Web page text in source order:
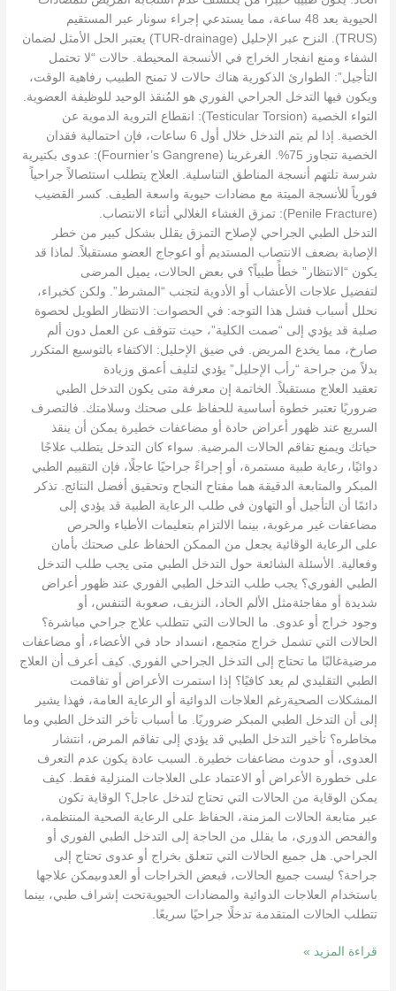
الحيوية بعد 48 ساعة، مما يستدعي إجراء سونار عبر المستقيم
(TRUS). النزح عبر الإحليل (TUR-drainage) يعتبر الحل الأمثل لضمان
الشفاء ومنع انفجار الخراج في الأنسجة المحيطة. حالات “لا تحتمل
التأجيل”: الطوارئ الذكورية هناك حالات لا تمنح الطبيب رفاهية الوقت،
ويكون فيها التدخل الجراحي الفوري هو المُنقذ الوحيد للوظيفة العضوية.
التواء الخصية (Testicular Torsion): انقطاع التروية الدموية عن
الخصية. إذا لم يتم التدخل خلال أول 6 ساعات، فإن احتمالية فقدان
الخصية تتجاوز 75%. الغرغرينا (Fournier’s Gangrene): عدوى بكتيرية
شرسة تلتهم أنسجة المناطق التناسلية. العلاج يتطلب استئصالاً جراحياً
فورياً للأنسجة الميتة مع مضادات حيوية واسعة الطيف. كسر القضيب
(Penile Fracture): تمزق الغشاء الغلالي أثناء الانتصاب.
التدخل الطبي الجراحي لإصلاح التمزق يقلل بشكل كبير من خطر
الإصابة بضعف الانتصاب المستديم أو اعوجاج العضو مستقبلاً. لماذا قد
يكون “الانتظار” خطأً طبياً؟ في بعض الحالات، يميل المرضى
لتفضيل علاجات الأعشاب أو الأدوية لتجنب “المشرط”. ولكن كخبراء،
نحلل أسباب فشل هذا التوجه: في الحصوات: الانتظار الطويل لحصوة
صلبة قد يؤدي إلى “صمت الكلية”، حيث تتوقف عن العمل دون ألم
صارخ، مما يخدع المريض. في ضيق الإحليل: الاكتفاء بالتوسيع المتكرر
بدلاً من جراحة “رأب الإحليل” يؤدي لتليف أعمق وزيادة
تعقيد العلاج مستقبلاً. الخاتمة إن معرفة متى يكون التدخل الطبي
ضروريًا تعتبر خطوة أساسية للحفاظ على صحتك وسلامتك. فالتصرف
السريع عند ظهور أعراض حادة أو مضاعفات خطيرة يمكن أن ينقذ
حياتك ويمنع تفاقم الحالات المرضية. سواء كان التدخل يتطلب علاجًا
دوائيًا، رعاية طبية مستمرة، أو إجراءً جراحيًا عاجلًا، فإن التقييم الطبي
المبكر والمتابعة الدقيقة هما مفتاح النجاح وتحقيق أفضل النتائج. تذكر
دائمًا أن التأجيل أو التهاون في طلب الرعاية الطبية قد يؤدي إلى
مضاعفات غير مرغوبة، بينما الالتزام بتعليمات الأطباء والحرص
على الرعاية الوقائية يجعل من الممكن الحفاظ على صحتك بأمان
وفعالية. الأسئلة الشائعة حول التدخل الطبي متى يجب طلب التدخل
الطبي الفوري؟ يجب طلب التدخل الطبي الفوري عند ظهور أعراض
شديدة أو مفاجئةمثل الألم الحاد، النزيف، صعوبة التنفس، أو
وجود خراج أو عدوى. ما الحالات التي تتطلب علاج جراحي مباشرة؟
الحالات التي تشمل خراج متجمع، انسداد حاد في الأعضاء، أو مضاعفات
مرضيةغالبًا ما تحتاج إلى التدخل الجراحي الفوري. كيف أعرف أن العلاج
الطبي التقليدي لم يعد كافيًا؟ إذا استمرت الأعراض أو تفاقمت
المشكلات الصحيةرغم العلاجات الدوائية أو الرعاية العامة، فهذا يشير
إلى أن التدخل الطبي المبكر ضروريًا. ما أسباب تأخر التدخل الطبي وما
مخاطره؟ تأخير التدخل الطبي قد يؤدي إلى تفاقم المرض، انتشار
العدوى، أو حدوث مضاعفات خطيرة. السبب عادة يكون عدم التعرف
على خطورة الأعراض أو الاعتماد على العلاجات المنزلية فقط. كيف
يمكن الوقاية من الحالات التي تحتاج لتدخل عاجل؟ الوقاية تكون
عبر متابعة الحالات المزمنة، الحفاظ على الرعاية الصحية المنتظمة،
والفحص الدوري، ما يقلل من الحاجة إلى التدخل الطبي الفوري أو
الجراحي. هل جميع الحالات التي تتعلق بخراج أو عدوى تحتاج إلى
جراحة؟ ليست جميع الحالات، فبعض الخراجات أو العدوىيمكن علاجها
باستخدام العلاجات الدوائية والمضادات الحيويةتحت إشراف طبي، بينما
تتطلب الحالات المتقدمة تدخلًا جراحيًا سريعًا.
قراءة المزيد »